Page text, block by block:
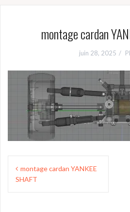
montage cardan
juin 28, 2025
Navigation
demontage cardan YANKEE
SHAFT